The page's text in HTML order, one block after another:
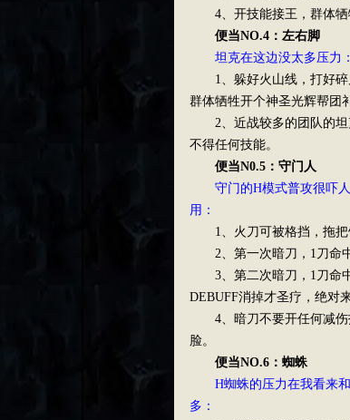
4、开技能接王，群体牺
便当NO.4：左右脚
坦克在这边没太多压力：
1、躲好火山线，打好碎
群体牺牲开个神圣光辉帮团
2、近战较多的团队的坦
不得任何技能。
便当N0.5：守门人
守门的H模式普攻很吓
用：
1、火刀可被格挡，拖把
2、第一次暗刀，1刀命中
3、第二次暗刀，1刀命中
DEBUFF消掉才圣疗，绝对
4、暗刀不要开任何减伤
脸。
便当NO.6：蜘蛛
H蜘蛛的压力在我看来
多：